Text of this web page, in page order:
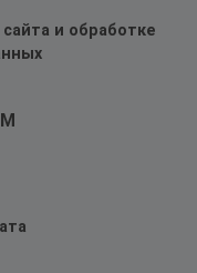
и обработке